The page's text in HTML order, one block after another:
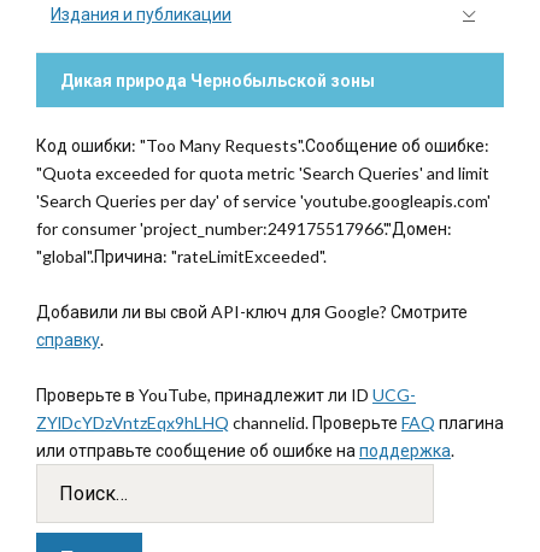
Издания и публикации
Дикая природа Чернобыльской зоны
Код ошибки: "Too Many Requests".Сообщение об ошибке:
"Quota exceeded for quota metric 'Search Queries' and limit
'Search Queries per day' of service 'youtube.googleapis.com'
for consumer 'project_number:249175517966'."Домен:
"global".Причина: "rateLimitExceeded".
Добавили ли вы свой API-ключ для Google? Смотрите
справку.
Проверьте в YouTube, принадлежит ли ID UCG-
ZYlDcYDzVntzEqx9hLHQ channelid. Проверьте FAQ плагина
или отправьте сообщение об ошибке на поддержка.